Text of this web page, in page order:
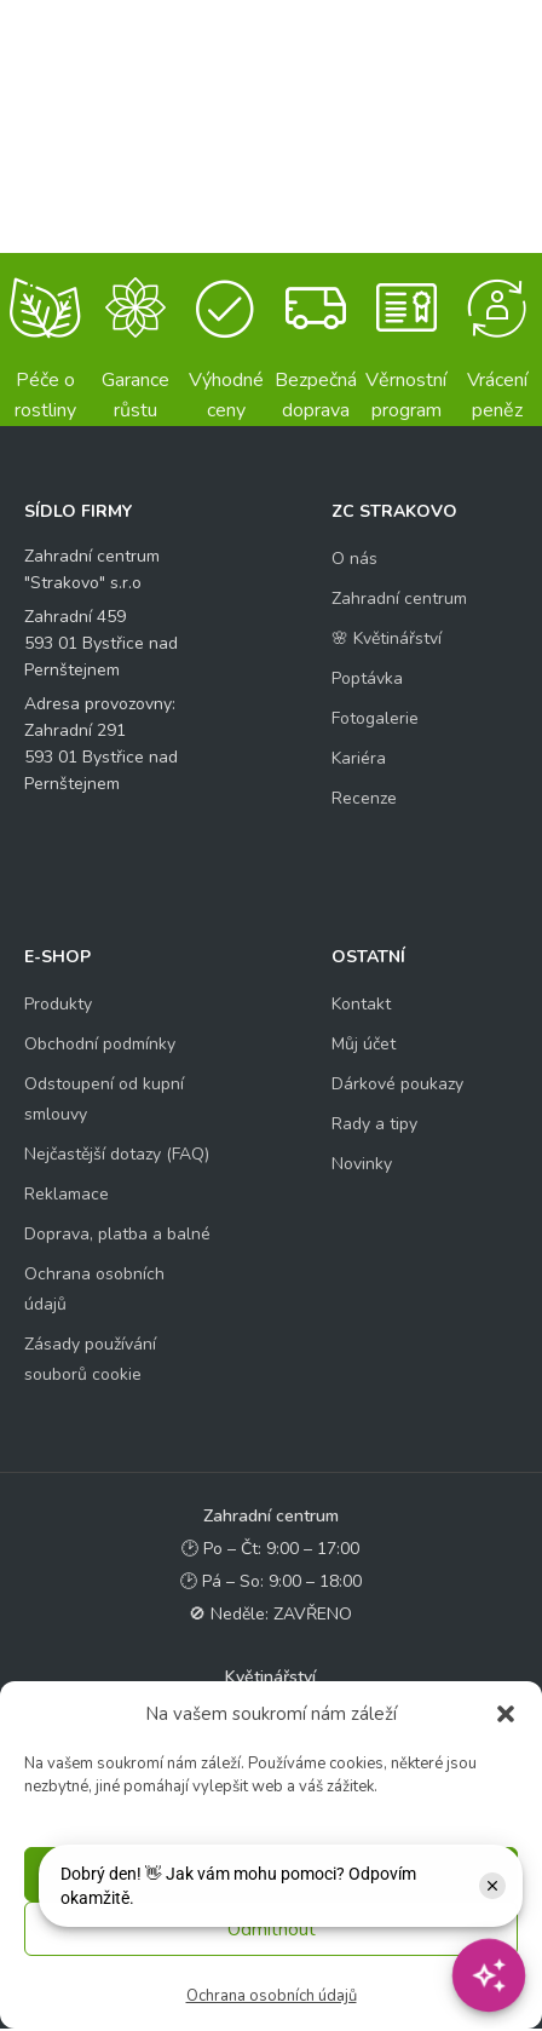
Na vašem soukromí nám záleží
Na vašem soukromí nám záleží. Používáme cookies, některé jsou
nezbytné, jiné pomáhají vylepšit web a váš zážitek.
Příjmout
Odmítnout
Ochrana osobních údajů
Péče o
rostliny
Garance
růstu
Výhodné
ceny
Bezpečná
doprava
Věrnostní
program
Vrácení
peněz
SÍDLO FIRMY
Zahradní centrum
"Strakovo" s.r.o
Zahradní 459
593 01 Bystřice nad
Pernštejnem
Adresa provozovny:
Zahradní 291
593 01 Bystřice nad
Pernštejnem
ZC STRAKOVO
O nás
Zahradní centrum
🌸 Květinářství
Poptávka
Fotogalerie
Kariéra
Recenze
E-SHOP
Produkty
Obchodní podmínky
Odstoupení od kupní
smlouvy
Nejčastější dotazy (FAQ)
Reklamace
Doprava, platba a balné
Ochrana osobních
údajů
Zásady používání
souborů cookie
OSTATNÍ
Kontakt
Můj účet
Dárkové poukazy
Rady a tipy
Novinky
Zahradní centrum
🕑 Po – Čt: 9:00 – 17:00
🕑 Pá – So: 9:00 – 18:00
🚫 Neděle: ZAVŘENO
Květinářství
🕑 Ut – Pá: 9:00 - 12:00 │ 13:00 - 17:00
🚫 Ne - Po: ZAVŘENO
✉️ e-shop@zcstrakovo.cz
Sledujte nás: